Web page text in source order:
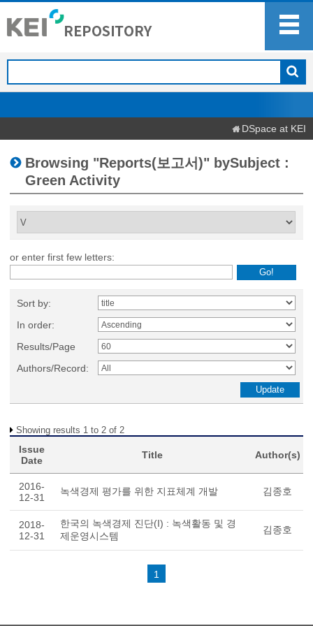
DSpace at KEI
Browsing "Reports(보고서)" bySubject :
Green Activity
or enter first few letters:
Sort by:
In order:
Results/Page
Authors/Record:
Showing results 1 to 2 of 2
Issue
Date
Title Author(s)
2016-
12-31
녹색경제 평가를 위한 지표체계 개발 김종호
2018-
12-31
한국의 녹색경제 진단(I) : 녹색활동 및 경
제운영시스템
김종호
1